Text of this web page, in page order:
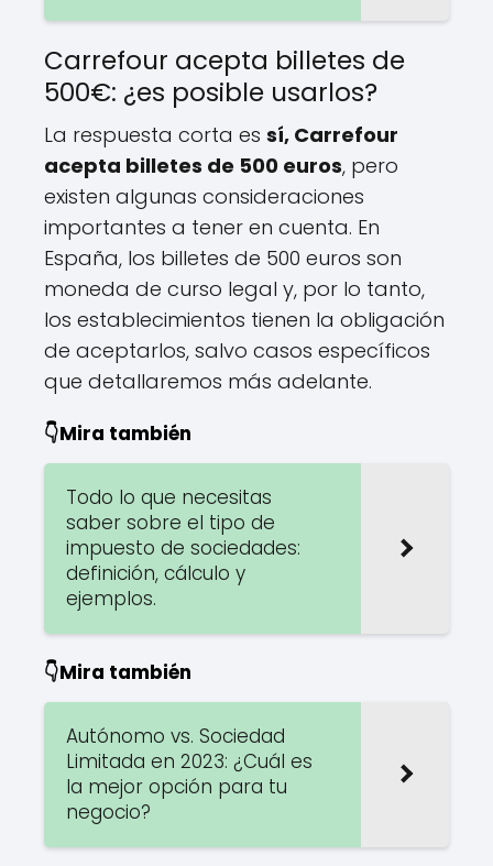
Carrefour acepta billetes de
500€: ¿es posible usarlos?
La respuesta corta es sí, Carrefour
acepta billetes de 500 euros, pero
existen algunas consideraciones
importantes a tener en cuenta. En
España, los billetes de 500 euros son
moneda de curso legal y, por lo tanto,
los establecimientos tienen la obligación
de aceptarlos, salvo casos específicos
que detallaremos más adelante.
👇Mira también
Todo lo que necesitas
saber sobre el tipo de
impuesto de sociedades:
definición, cálculo y
ejemplos.
👇Mira también
Autónomo vs. Sociedad
Limitada en 2023: ¿Cuál es
la mejor opción para tu
negocio?